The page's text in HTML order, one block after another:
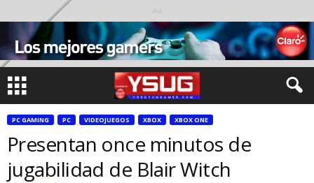
Ad
PC GAMING PC VIDEOJUEGOS XBOX XBOX ONE
Presentan once minutos de
jugabilidad de Blair Witch